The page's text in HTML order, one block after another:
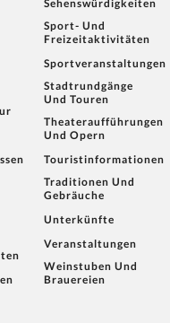
Sehenswürdigkeiten
Sport- Und
Freizeitaktivitäten
Sportveranstaltungen
Stadtrundgänge
Und Touren
Theateraufführungen
Und Opern
Touristinformationen
Traditionen Und
Gebräuche
Unterkünfte
Veranstaltungen
Weinstuben Und
Brauereien